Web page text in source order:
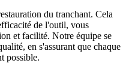
du tranchant. Cela
de l'outil, vous
et facilité. Notre équipe se
en s'assurant que chaque
possible.